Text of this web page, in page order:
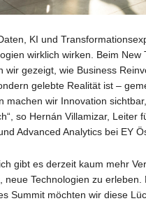
KI und
wirklich wirken. Beim New
wir gezeigt, wie Business
gelebte Realität ist –
machen wir Innovation
so Hernán Villamizar, Leiter
Advanced Analytics bei EY
gibt es derzeit kaum mehr
neue Technologien zu erleben.
Summit möchten wir diese